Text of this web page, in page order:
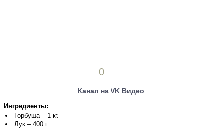
0
Канал на VK Видео
Ингредиенты:
Горбуша – 1 кг.
Лук – 400 г.